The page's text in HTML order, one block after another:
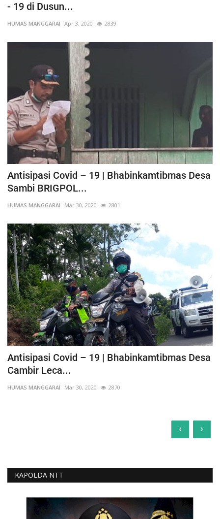
- 19 di Dusun...
HUMAS MANGGARAI Apr 3, 2020 2839
Antisipasi Covid – 19 | Bhabinkamtibmas Desa
Sambi BRIGPOL...
HUMAS MANGGARAI Mar 30, 2020 2801
Antisipasi Covid – 19 | Bhabinkamtibmas Desa
Cambir Leca...
HUMAS MANGGARAI Mar 30, 2020 2870
‹ ›
KAPOLDA NTT